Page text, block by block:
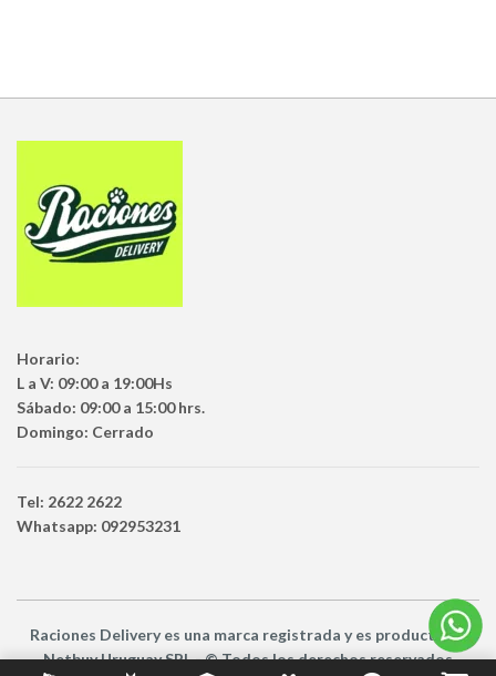
Horario:
L a V: 09:00 a 19:00Hs
Sábado: 09:00 a 15:00 hrs.
Domingo: Cerrado
Tel: 2622 2622
Whatsapp: 092953231
Raciones Deliveryes una marca registrada y es productode
Netbuy Uruguay SRL -© Todos los derechos reservados